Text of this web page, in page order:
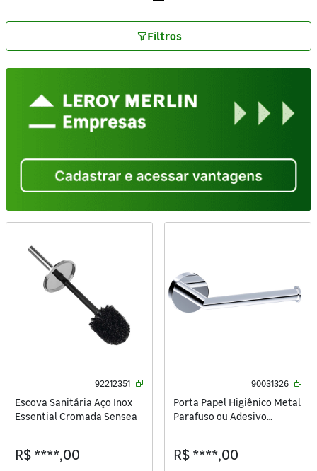
Filtros
92212351
Escova Sanitária Aço Inox
Essential Cromada Sensea
R$ ****,00
90031326
Porta Papel Higiênico Metal
Parafuso ou Adesivo
R$ ****,00